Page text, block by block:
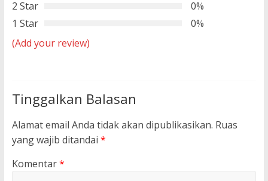
2 Star
0%
1 Star
0%
(Add your review)
Tinggalkan Balasan
Alamat email Anda tidak akan dipublikasikan. Ruas
yang wajib ditandai *
Komentar*